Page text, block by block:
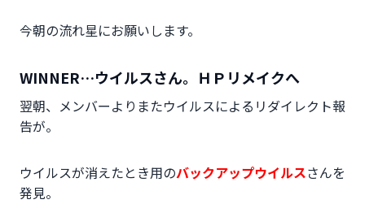
今朝の流れ星にお願いします。
WINNER…ウイルスさん。ＨＰリメイクへ
翌朝、メンバーよりまたウイルスによるリダイレクト報
告が。
ウイルスが消えたとき用のバックアップウイルスさんを
発見。